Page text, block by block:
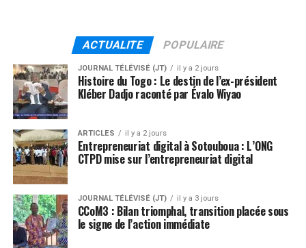
ACTUALITE POPULAIRE
JOURNAL TÉLÉVISÉ (JT) il y a 2 jours
Histoire du Togo : Le destin de l’ex-président
Kléber Dadjo raconté par Évalo Wiyao
ARTICLES il y a 2 jours
Entrepreneuriat digital à Sotouboua : L’ONG
CTPD mise sur l’entrepreneuriat digital
JOURNAL TÉLÉVISÉ (JT) il y a 3 jours
CCoM3 : Bilan triomphal, transition placée sous
le signe de l’action immédiate